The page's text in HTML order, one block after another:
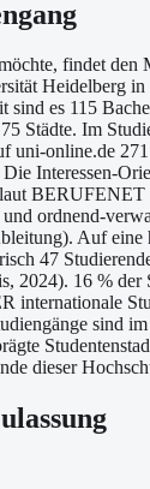
findet den
Heidelberg
sind es 115
Städte. Im
uni-online.de
Interessen-
BERUFENET
ordnend-
Auf eine
47
2024). 16 % der
internationale
sind
dieser